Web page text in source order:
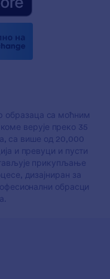
образаца са моћним
верује преко 35
са више од 20,000
и превуци и пусти
прикупљање
дизајниран за
обрасци